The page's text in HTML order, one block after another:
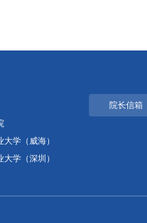
学（威海）
学（深圳）
院长信箱